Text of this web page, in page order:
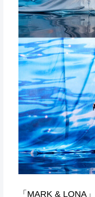
「MARK & LONA